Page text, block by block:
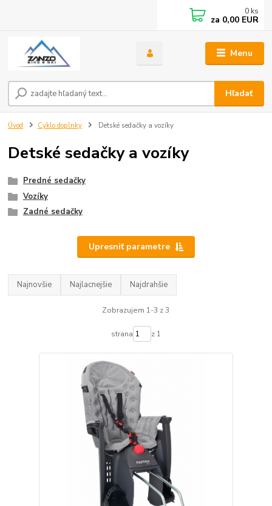
Menu
Hľadať
0 ks
za 0,00 EUR
Úvod Cyklo doplnky Detské sedačky a vozíky
Detské sedačky a vozíky
Predné sedačky
Vozíky
Zadné sedačky
Upresniť parametre
Najnovšie Najlacnejšie Najdrahšie
Zobrazujem 1-3 z 3
strana z 1